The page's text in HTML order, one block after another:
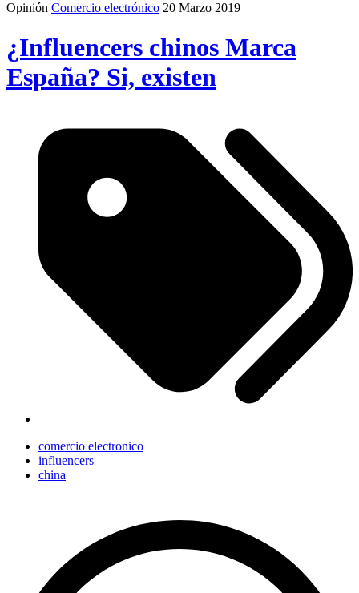
Opinión Comercio electrónico 20 Marzo 2019
¿Influencers chinos Marca
España? Si, existen
comercio electronico
influencers
china